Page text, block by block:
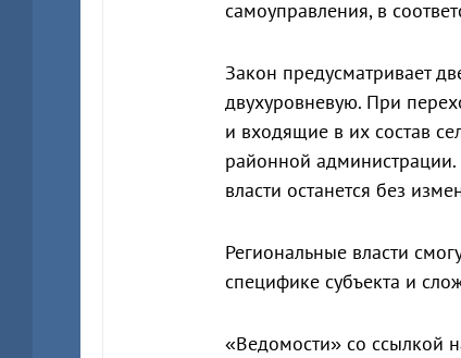
самоуправления, в
Закон предусматривает
двухуровневую. При
и входящие в их состав
районной администрации.
власти останется без
Региональные власти
специфике субъекта и
«Ведомости» со ссылкой